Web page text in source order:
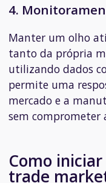
4.
Manter um olho
tanto da própria
utilizando dados
permite uma
mercado e a
sem comprometer
Como
trade